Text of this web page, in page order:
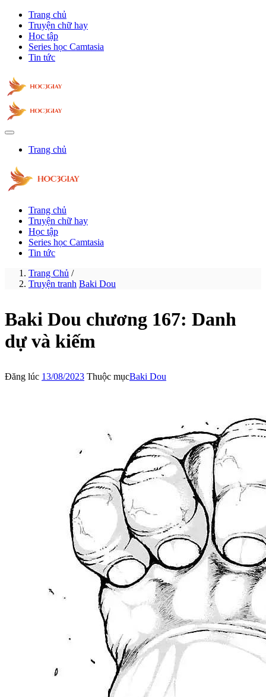
Trang chủ
Truyện chữ hay
Học tập
Series học Camtasia
Tin tức
Trang chủ
Trang chủ
Truyện chữ hay
Học tập
Series học Camtasia
Tin tức
Trang Chủ /
Truyện tranh Baki Dou
Baki Dou chương 167: Danh
dự và kiếm
Đăng lúc 13/08/2023 Thuộc mụcBaki Dou